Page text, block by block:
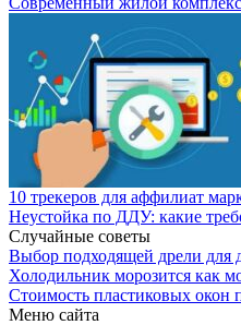
10 трекеров для аффилиат
Неустойка по ДДУ: какие
Случайные советы
Выбор подходящей дрели для
Холодильник морозится как
Стоимость пластиковых окон
Меню сайта